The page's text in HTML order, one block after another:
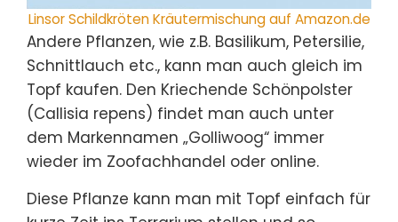
Linsor Schildkröten Kräutermischung auf Amazon.de
Andere Pflanzen, wie z.B. Basilikum, Petersilie,
Schnittlauch etc., kann man auch gleich im
Topf kaufen. Den Kriechende Schönpolster
(Callisia repens) findet man auch unter
dem Markennamen „Golliwoog“ immer
wieder im Zoofachhandel oder online.
Diese Pflanze kann man mit Topf einfach für